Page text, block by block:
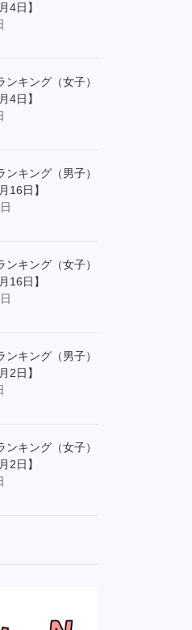
4日】
キング（女子）
4日】
キング（男子）
16日】
キング（女子）
16日】
キング（男子）
2日】
キング（女子）
2日】